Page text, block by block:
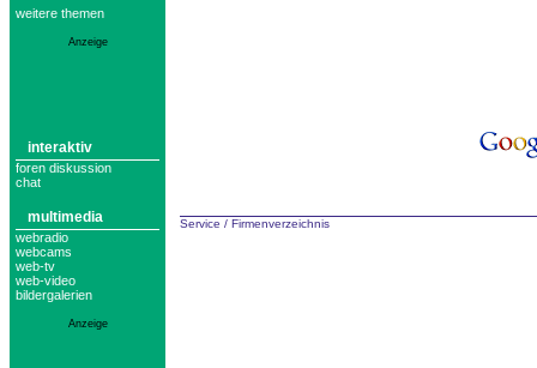
weitere themen
Anzeige
interaktiv
foren diskussion
chat
multimedia
webradio
webcams
web-tv
web-video
bildergalerien
Anzeige
Service / Firmenverzeichnis